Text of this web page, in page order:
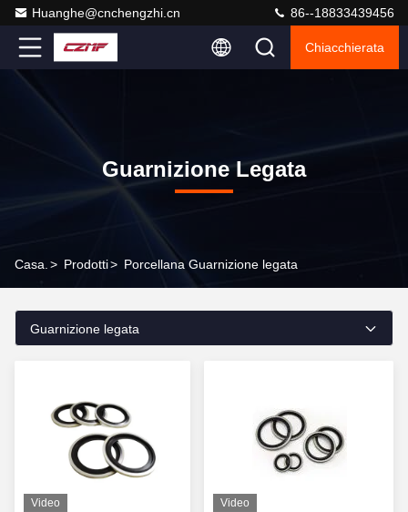
Huanghe@cnchengzhi.cn 86--18833439456
Chiacchierata
Guarnizione Legata
Casa. > Prodotti> Porcellana Guarnizione legata
Guarnizione legata
Video Video